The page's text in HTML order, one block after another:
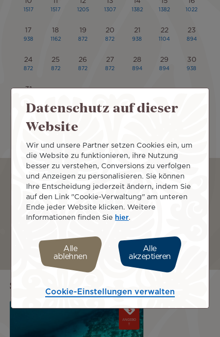
Abreiseflughafen Ankunftsflughafen
Entfernung Flugzeit
Paris
Charles de Gaulle
CDG
Tahiti
Papeete
PPT
15 714 km 19h54m
Sie suchen nach Sondertarifen?
Image
ANGEBO
Datenschutz auf dieser
Website
Wir und unsere Partner setzen Cookies ein, um
die Website zu funktionieren, ihre Nutzung
besser zu verstehen, Conversions zu verfolgen
und Anzeigen zu personalisieren. Sie können
Ihre Entscheidung jederzeit ändern, indem Sie
auf den Link "Cookie-Verwaltung" am unteren
Ende jeder Website klicken. Weitere
Informationen finden Sie hier.
Alle
ablehnen
Alle
akzeptieren
Cookie-Einstellungen verwalten